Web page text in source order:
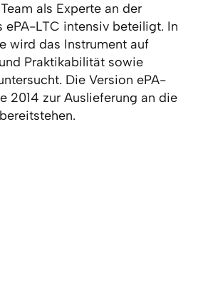
als Experte an der
ePA-LTC intensiv beteiligt. In
wird das Instrument auf
Praktikabilität sowie
Die Version ePA-
2014 zur Auslieferung an die